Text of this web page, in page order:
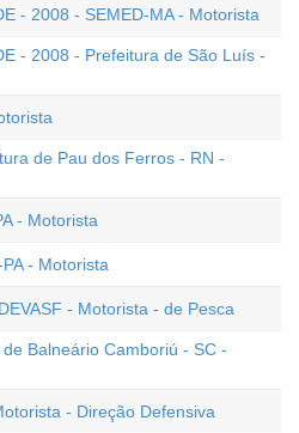
- 2008 - SEMED-MA - Motorista
- 2008 - Prefeitura de São Luís -
de Pau dos Ferros - RN -
- Motorista
- Motorista
- Motorista - de Pesca
Balneário Camboriú - SC -
- Direção Defensiva